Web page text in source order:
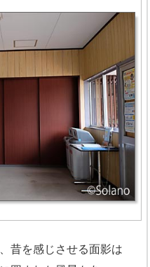
昔を感じさせる面影は